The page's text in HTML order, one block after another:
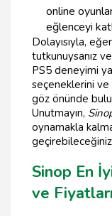
online
eğlenceyi
Dolayısıyla,
tutkunuysanız ve
PS5 deneyimi
seçeneklerini ve
göz önünde
Unutmayın,
oynamakla
Sinop En
ve Fiyatları